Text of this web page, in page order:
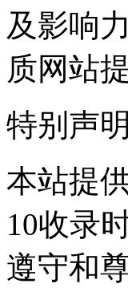
及影响
质网站
特别声明
本站提
10收录
遵守和